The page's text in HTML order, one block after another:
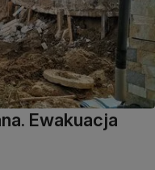
Ewakuacja